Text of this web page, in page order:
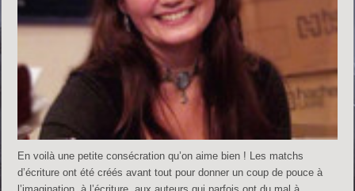
En voilà une petite consécration qu’on aime bien ! Les matchs
d’écriture ont été créés avant tout pour donner un coup de pouce à